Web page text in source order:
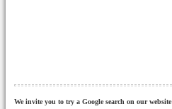
We invite you to try a Google search on our website